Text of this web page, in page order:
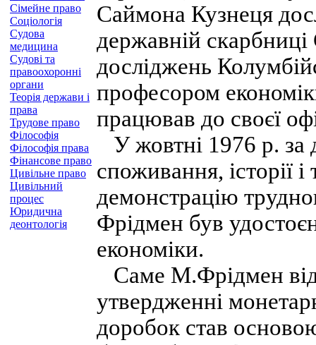
Сімейне право
Соціологія
Судова
медицина
Судові та
правоохоронні
органи
Теорія держави і
права
Трудове право
Філософія
Філософія права
Фінансове право
Цивільне право
Цивільний
процес
Юридична
деонтологія
Саймона Кузнеця
державній
досліджень
професором
працював до своєї
У жовтні 1976 р. за
споживання, історії
демонстрацію
Фрідмен був
економіки.
Саме М.Фрідмен
утвердженні
доробок став основою